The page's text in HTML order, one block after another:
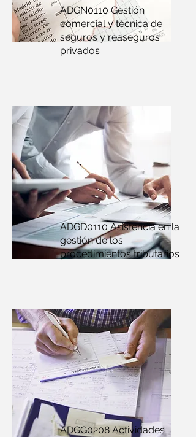
ADGN0110 Gestión
comercial y técnica de
seguros y reaseguros
privados
ADGD0110 Asistencia en la
gestión de los
procedimientos tributarios
ADGG0208 Actividades